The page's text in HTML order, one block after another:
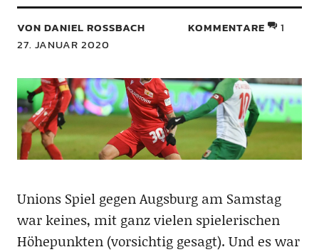
VON DANIEL ROSSBACH
27. JANUAR 2020
KOMMENTARE 1
Unions Spiel gegen Augsburg am Samstag
war keines, mit ganz vielen spielerischen
Höhepunkten (vorsichtig gesagt). Und es war